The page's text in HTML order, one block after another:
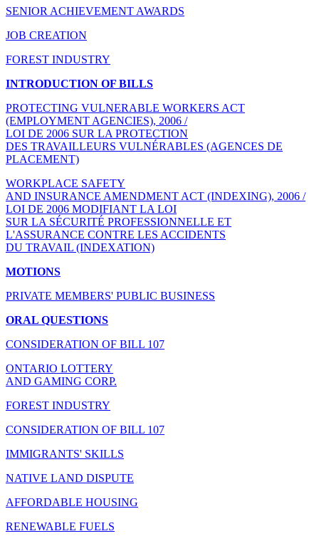
SENIOR ACHIEVEMENT AWARDS
JOB CREATION
FOREST INDUSTRY
INTRODUCTION OF BILLS
PROTECTING VULNERABLE WORKERS ACT
(EMPLOYMENT AGENCIES), 2006 /
LOI DE 2006 SUR LA PROTECTION
DES TRAVAILLEURS VULNÉRABLES (AGENCES DE
PLACEMENT)
WORKPLACE SAFETY
AND INSURANCE AMENDMENT ACT (INDEXING), 2006 /
LOI DE 2006 MODIFIANT LA LOI
SUR LA SÉCURITÉ PROFESSIONNELLE ET
L'ASSURANCE CONTRE LES ACCIDENTS
DU TRAVAIL (INDEXATION)
MOTIONS
PRIVATE MEMBERS' PUBLIC BUSINESS
ORAL QUESTIONS
CONSIDERATION OF BILL 107
ONTARIO LOTTERY
AND GAMING CORP.
FOREST INDUSTRY
CONSIDERATION OF BILL 107
IMMIGRANTS' SKILLS
NATIVE LAND DISPUTE
AFFORDABLE HOUSING
RENEWABLE FUELS